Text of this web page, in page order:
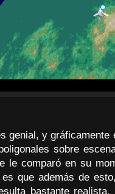
genial, y
sobre
le comparó en su
que además de
bastante